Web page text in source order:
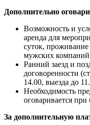
Дополнительно
Возможность и
аренда для
суток,
мужских
Ранний заезд и
договоренности
14.00, выезда до
Необходимость
оговаривается
За дополнительную